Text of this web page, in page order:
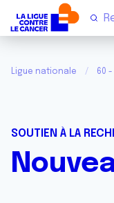
Ligue nationale 60 -
SOUTIEN À LA